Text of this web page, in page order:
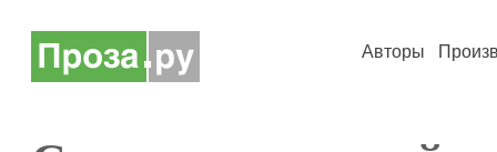
Авторы